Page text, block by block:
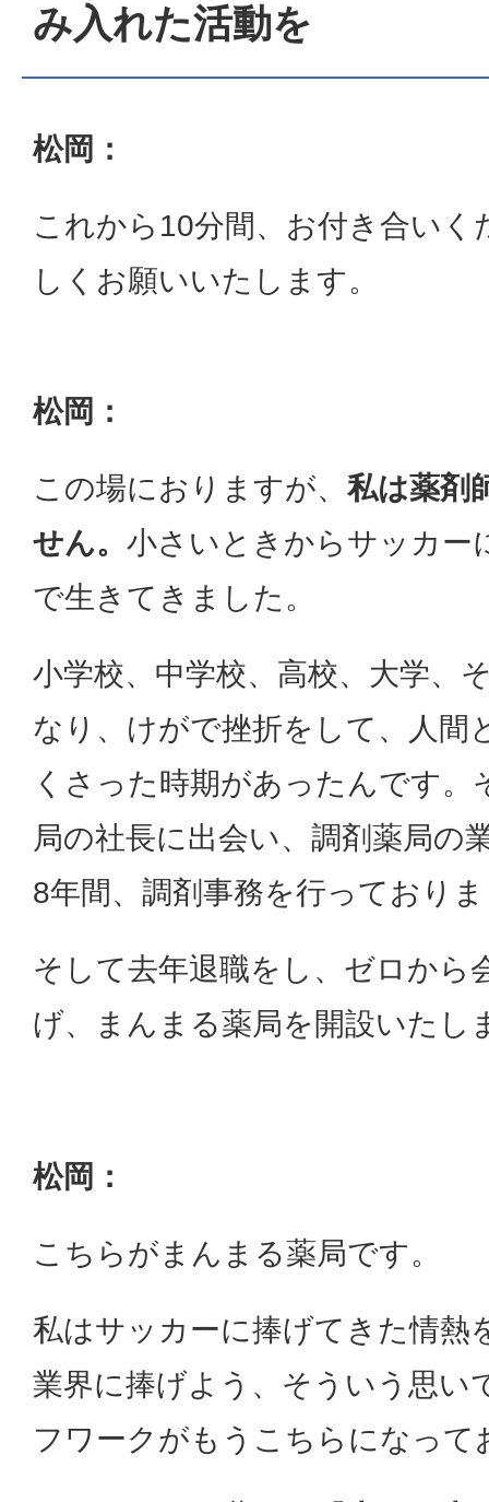
み入れた活動を
松岡：
これから10分間、お付き合いく
しくお願いいたします。
松岡：
この場におりますが、 私は薬剤
せん。 小さいときからサッカー
で生きてきました。
小学校、中学校、高校、大学、
なり、けがで挫折をして、人間
くさった時期があったんです。
局の社長に出会い、調剤薬局の
8年間、調剤事務を行っており
そして去年退職をし、ゼロから
げ、まんまる薬局を開設いたし
松岡：
こちらがまんまる薬局です。
私はサッカーに捧げてきた情熱
業界に捧げよう、そういう思い
フワークがもうこちらになって